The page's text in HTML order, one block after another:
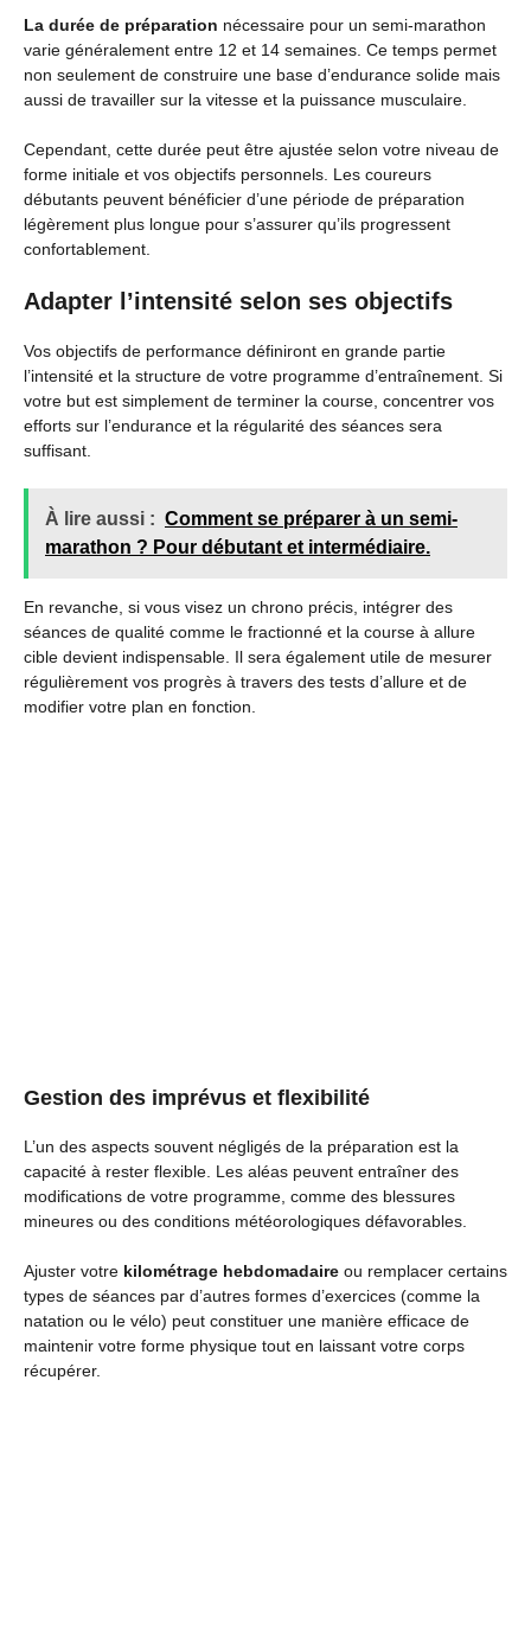
La durée de préparation nécessaire pour un semi-marathon
varie généralement entre 12 et 14 semaines. Ce temps permet
non seulement de construire une base d’endurance solide mais
aussi de travailler sur la vitesse et la puissance musculaire.
Cependant, cette durée peut être ajustée selon votre niveau de
forme initiale et vos objectifs personnels. Les coureurs
débutants peuvent bénéficier d’une période de préparation
légèrement plus longue pour s’assurer qu’ils progressent
confortablement.
Adapter l’intensité selon ses objectifs
Vos objectifs de performance définiront en grande partie
l’intensité et la structure de votre programme d’entraînement. Si
votre but est simplement de terminer la course, concentrer vos
efforts sur l’endurance et la régularité des séances sera
suffisant.
À lire aussi : Comment se préparer à un semi-
marathon ? Pour débutant et intermédiaire.
En revanche, si vous visez un chrono précis, intégrer des
séances de qualité comme le fractionné et la course à allure
cible devient indispensable. Il sera également utile de mesurer
régulièrement vos progrès à travers des tests d’allure et de
modifier votre plan en fonction.
Gestion des imprévus et flexibilité
L’un des aspects souvent négligés de la préparation est la
capacité à rester flexible. Les aléas peuvent entraîner des
modifications de votre programme, comme des blessures
mineures ou des conditions météorologiques défavorables.
Ajuster votre kilométrage hebdomadaire ou remplacer certains
types de séances par d’autres formes d’exercices (comme la
natation ou le vélo) peut constituer une manière efficace de
maintenir votre forme physique tout en laissant votre corps
récupérer.